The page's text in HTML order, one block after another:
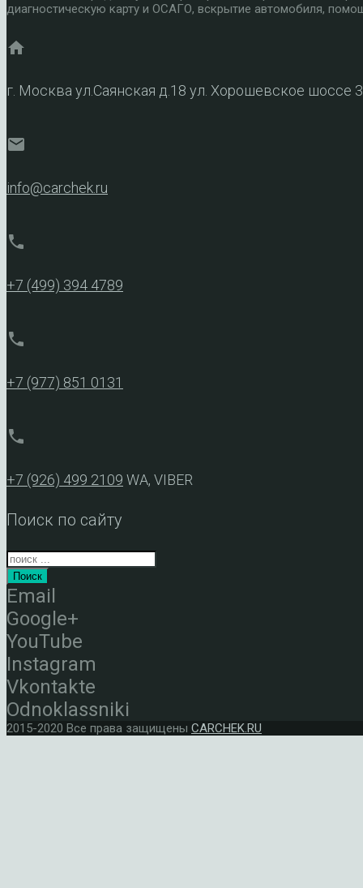
диагностическую карту и ОСАГО, вскрытие автомобиля,
home
г. Москва ул.Саянская д.18 ул. Хорошевское шоссе
mail
info@carchek.ru
phone
+7 (499) 394 4789
phone
+7 (977) 851 0131
phone
+7 (926) 499 2109 WA, VIBER
Поиск по сайту
Поиск
Email
Google+
YouTube
Instagram
Vkontakte
Odnoklassniki
2015-2020 Все права защищены CARCHEK.RU